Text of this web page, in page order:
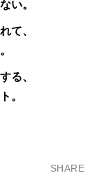
い。
て、
る、
。
SHARE